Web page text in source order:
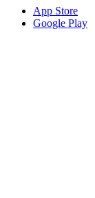
App Store
Google Play